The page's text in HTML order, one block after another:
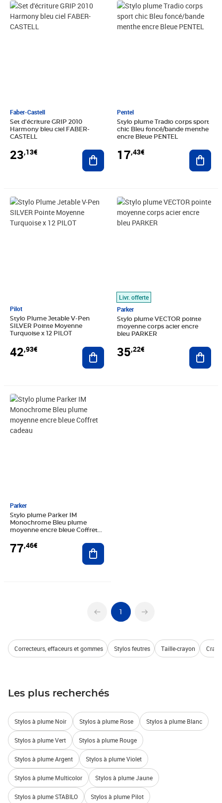
Faber-Castell
Set d'écriture GRIP 2010
Harmony bleu ciel FABER-
CASTELL
23,13€
Prix 23,13€
Ajouter au panier
Pentel
Stylo plume Tradio corps sport
chic Bleu foncé/bande menthe
encre Bleue PENTEL
17,43€
Prix 17,43€
Pilot
Stylo Plume Jetable V-Pen
SILVER Pointe Moyenne
Turquoise x 12 PILOT
42,93€
Prix 42,93€
Ajouter au panier
Livr. offerte
Parker
Stylo plume VECTOR pointe
moyenne corps acier encre
bleu PARKER
35,22€
Prix 35,22€
Parker
Stylo plume Parker IM
Monochrome Bleu plume
moyenne encre bleue Coffret
77,46€
Prix 77,46€
Ajouter au panier
1
Correcteurs, effaceurs et gommes Stylos feutres Taille-crayon
Les plus recherchés
Stylos à plume Noir Stylos à plume Rose Stylos à plume Blanc
Stylos à plume Vert Stylos à plume Rouge
Stylos à plume Argent Stylos à plume Violet
Stylos à plume Multicolor Stylos à plume Jaune
Stylos à plume STABILO Stylos à plume Pilot